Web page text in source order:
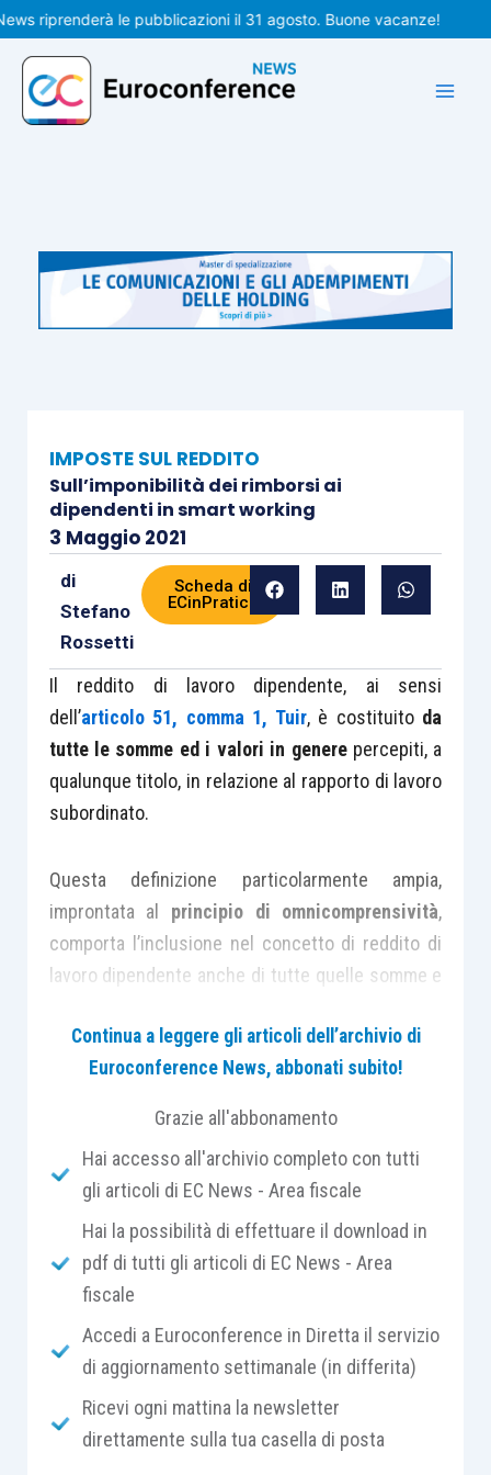
Vai
al
contenuto
le pubblicazioni il 31 agosto. Buone vacanze!
IMPOSTE SUL REDDITO
Sull’imponibilità dei rimborsi ai
dipendenti in smart working
3 Maggio 2021
di
Stefano
Rossetti
Scheda di
ECinPratica
Il reddito di lavoro dipendente, ai sensi
dell’articolo 51, comma 1, Tuir, è costituito da
tutte le somme ed i valori in generepercepiti, a
qualunque titolo, in relazione al rapporto di lavoro
subordinato.
Questa definizione particolarmente ampia,
improntata al principio di omnicomprensività,
comporta l’inclusione nel concetto di reddito di
lavoro dipendente anche di tutte quelle somme e
prestazione lavorativa e non erogate
direttamente dal datore di lavoro, siano
sostitutiva delle ferie, l’indennità di malattia e
maternità).
Viceversa, sono da considerarsi escluse dal
rapporto sinallagmatico
datore di lavoro al dipendente che riguardano
spese, diverse da quelle sostenute per produrre
anticipate dal dipendente.
Continua a leggere gli articoli dell’archivio di
Euroconference News, abbonati subito!
Grazie all'abbonamento
Hai accesso all'archivio completo con tutti
gli articoli di EC News - Area fiscale
Hai la possibilità di effettuare il download in
pdf di tutti gli articoli di EC News - Area
fiscale
Accedi a Euroconference in Diretta il servizio
di aggiornamento settimanale (in differita)
Ricevi ogni mattina la newsletter
direttamente sulla tua casella di posta